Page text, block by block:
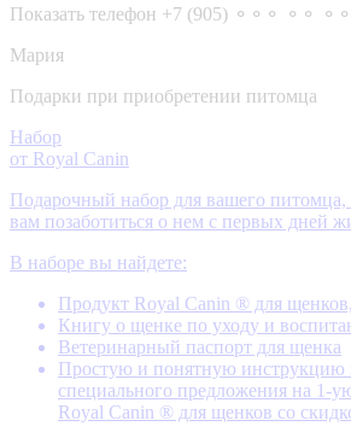
Показать телефон +7 (905) ⚬⚬⚬ ⚬⚬ ⚬⚬
Мария
Подарки при приобретении питомца
Набор
от Royal Canin
Подарочный набор для вашего
вам позаботиться о нем с первых дней
В наборе вы найдете:
Продукт Royal Canin ® для щенков,
Книгу о щенке по уходу и
Ветеринарный паспорт для щенка
Простую и понятную инструкцию
специального предложения на 1-
Royal Canin ® для щенков со